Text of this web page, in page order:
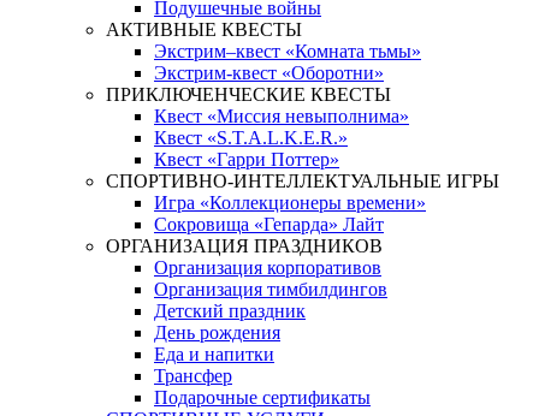
Подушечные войны
АКТИВНЫЕ КВЕСТЫ
Экстрим–квест «Комната тьмы»
Экстрим-квест «Оборотни»
ПРИКЛЮЧЕНЧЕСКИЕ КВЕСТЫ
Квест «Миссия невыполнима»
Квест «S.T.A.L.K.E.R.»
Квест «Гарри Поттер»
СПОРТИВНО-ИНТЕЛЛЕКТУАЛЬНЫЕ ИГРЫ
Игра «Коллекционеры времени»
Сокровища «Гепарда» Лайт
ОРГАНИЗАЦИЯ ПРАЗДНИКОВ
Организация корпоративов
Организация тимбилдингов
Детский праздник
День рождения
Еда и напитки
Трансфер
Подарочные сертификаты